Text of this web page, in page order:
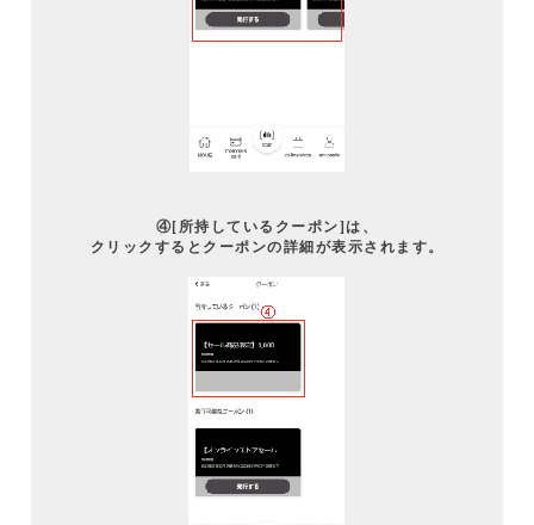
④[所持しているクーポン]は、
クリックするとクーポンの詳細が表示されます。